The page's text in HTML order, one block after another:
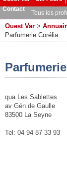
Contact
Tous les
Ouest Var >
Parfumerie Corélia
qua Les Sablettes
av Gén de Gaulle
83500 La Seyne
Tel: 04 94 87 33 93